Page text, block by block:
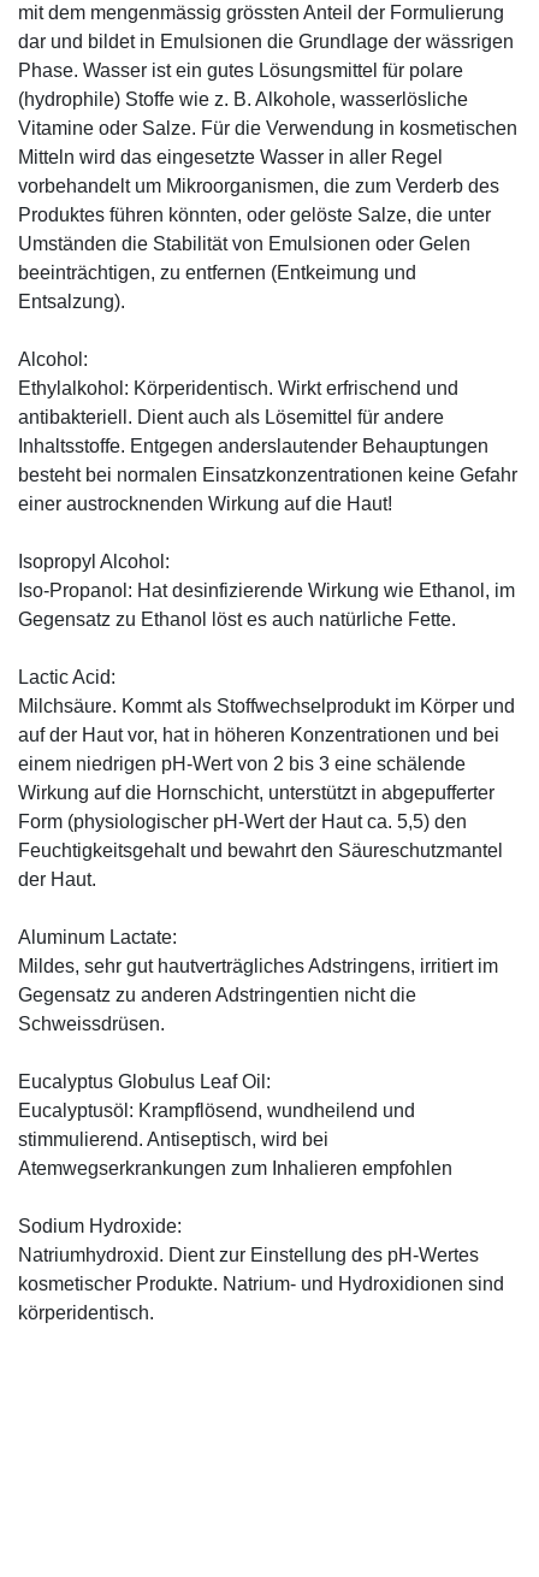
mit dem mengenmässig grössten Anteil der Formulierung
dar und bildet in Emulsionen die Grundlage der wässrigen
Phase. Wasser ist ein gutes Lösungsmittel für polare
(hydrophile) Stoffe wie z. B. Alkohole, wasserlösliche
Vitamine oder Salze. Für die Verwendung in kosmetischen
Mitteln wird das eingesetzte Wasser in aller Regel
vorbehandelt um Mikroorganismen, die zum Verderb des
Produktes führen könnten, oder gelöste Salze, die unter
Umständen die Stabilität von Emulsionen oder Gelen
beeinträchtigen, zu entfernen (Entkeimung und
Entsalzung).
Alcohol:
Ethylalkohol: Körperidentisch. Wirkt erfrischend und
antibakteriell. Dient auch als Lösemittel für andere
Inhaltsstoffe. Entgegen anderslautender Behauptungen
besteht bei normalen Einsatzkonzentrationen keine Gefahr
einer austrocknenden Wirkung auf die Haut!
Isopropyl Alcohol:
Iso-Propanol: Hat desinfizierende Wirkung wie Ethanol, im
Gegensatz zu Ethanol löst es auch natürliche Fette.
Lactic Acid:
Milchsäure. Kommt als Stoffwechselprodukt im Körper und
auf der Haut vor, hat in höheren Konzentrationen und bei
einem niedrigen pH-Wert von 2 bis 3 eine schälende
Wirkung auf die Hornschicht, unterstützt in abgepufferter
Form (physiologischer pH-Wert der Haut ca. 5,5) den
Feuchtigkeitsgehalt und bewahrt den Säureschutzmantel
der Haut.
Aluminum Lactate:
Mildes, sehr gut hautverträgliches Adstringens, irritiert im
Gegensatz zu anderen Adstringentien nicht die
Schweissdrüsen.
Eucalyptus Globulus Leaf Oil:
Eucalyptusöl: Krampflösend, wundheilend und
stimmulierend. Antiseptisch, wird bei
Atemwegserkrankungen zum Inhalieren empfohlen
Sodium Hydroxide:
Natriumhydroxid. Dient zur Einstellung des pH-Wertes
kosmetischer Produkte. Natrium- und Hydroxidionen sind
körperidentisch.